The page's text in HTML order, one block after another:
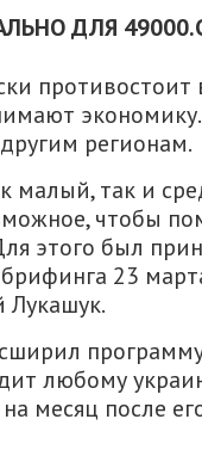
ДЛЯ
регионам.
малый, так и
чтобы
этого был
23
Лукашук.
любому
месяц после